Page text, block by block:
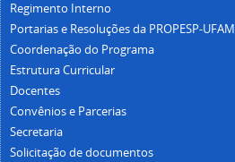
Regimento Interno
Portarias e Resoluções da PROPESP-UFAM
Coordenação do Programa
Estrutura Curricular
Docentes
Convênios e Parcerias
Secretaria
Solicitação de documentos